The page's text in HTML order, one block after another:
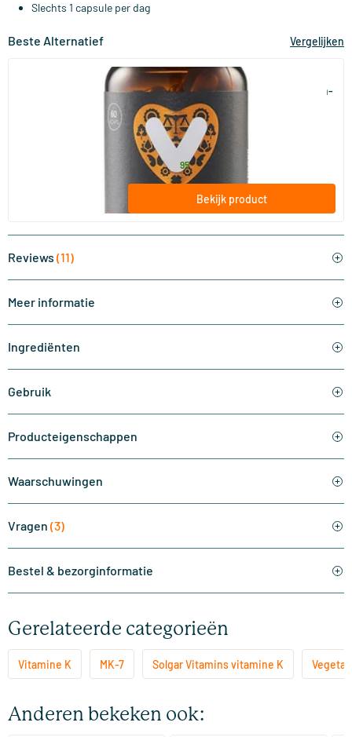
Slechts 1 capsule per dag
Beste Alternatief Vergelijken
Super Vitamine K2 180 mcg (menaquinon-
7 met vitamine D3)
60 vegicaps
Vitaminstore
vanaf29 .95
Bekijk product
Reviews (11)
Meer informatie
Ingrediënten
Gebruik
Producteigenschappen
Waarschuwingen
Vragen (3)
Bestel & bezorginformatie
Gerelateerde categorieën
Vitamine K MK-7 Solgar Vitamins vitamine K
Anderen bekeken ook: